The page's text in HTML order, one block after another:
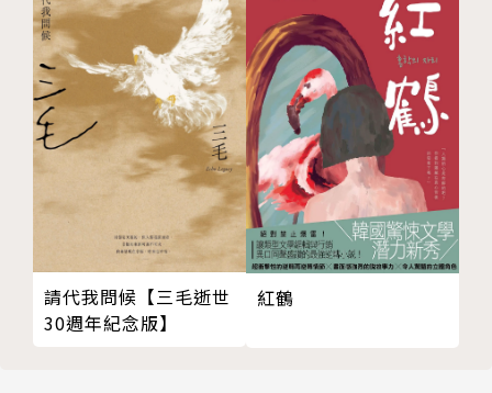
無 死目m̄願kheh──Hō͘阿樺
掠蛇使者──Hō͘王金河／謝緯醫生
麥仔入塗──台灣『史懷哲』謝緯
火燒百合花──柯旗化
牽掛──Hō͘台獨先行者陳智雄
李應章：和--ā我kā你講
失算──Hō͘陳文成
詩ê秤頭
新樂園──Hō͘丁窈窕
無國ê人──Hō͘許昭榮
王育德，無tńg--來
請代我問候【三毛逝世
30週年紀念版】
紅鶴